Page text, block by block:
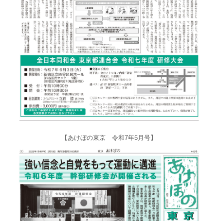
【あけぼの東京 令和7年5月号】